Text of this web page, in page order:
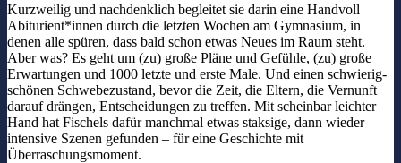
Kurzweilig und nachdenklich begleitet sie darin eine Handvoll
Abiturient*innen durch die letzten Wochen am Gymnasium, in
denen alle spüren, dass bald schon etwas Neues im Raum steht.
Aber was? Es geht um (zu) große Pläne und Gefühle, (zu) große
Erwartungen und 1000 letzte und erste Male. Und einen schwierig-
schönen Schwebezustand, bevor die Zeit, die Eltern, die Vernunft
darauf drängen, Entscheidungen zu treffen. Mit scheinbar leichter
Hand hat Fischels dafür manchmal etwas staksige, dann wieder
intensive Szenen gefunden – für eine Geschichte mit
Überraschungsmoment.